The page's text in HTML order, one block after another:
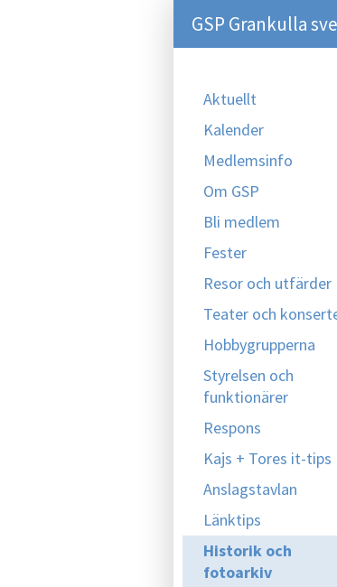
GSP Grankulla
Aktuellt
Kalender
Medlemsinfo
Om GSP
Bli medlem
Fester
Resor och utfärder
Teater och
Hobbygrupperna
Styrelsen och
funktionärer
Respons
Kajs + Tores it-tips
Anslagstavlan
Länktips
Historik och
fotoarkiv